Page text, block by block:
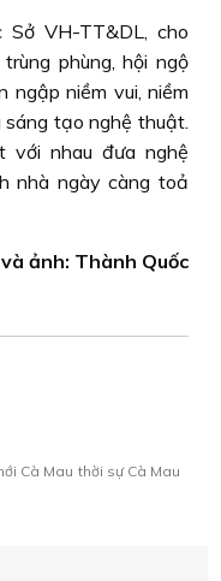
Sở VH-TT&DL, cho
phùng, hội ngộ
ngập niềm vui, niềm
tạo nghệ thuật.
với nhau đưa nghệ
nhà ngày càng toả
ảnh: Thành Quốc
Cà Mau thời sự Cà Mau